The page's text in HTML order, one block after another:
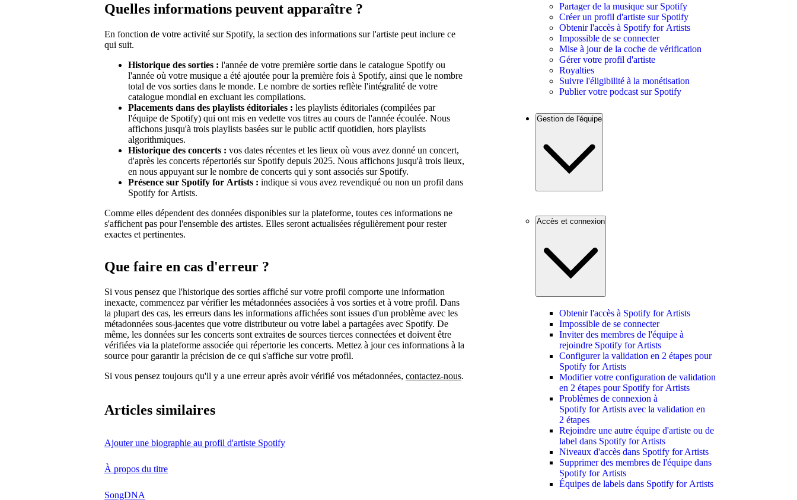
Quelles informations peuvent apparaître ?
En fonction de votre activité sur Spotify, la section des informations sur l'artiste peut inclure ce
qui suit.
Historique des sorties : l'année de votre première sortie dans le catalogue Spotify ou
l'année où votre musique a été ajoutée pour la première fois à Spotify, ainsi que le nombre
total de vos sorties dans le monde. Le nombre de sorties reflète l'intégralité de votre
catalogue mondial en excluant les compilations.
Placements dans des playlists éditoriales : les playlists éditoriales (compilées par
l'équipe de Spotify) qui ont mis en vedette vos titres au cours de l'année écoulée. Nous
affichons jusqu'à trois playlists basées sur le public actif quotidien, hors playlists
algorithmiques.
Historique des concerts : vos dates récentes et les lieux où vous avez donné un concert,
d'après les concerts répertoriés sur Spotify depuis 2025. Nous affichons jusqu'à trois lieux,
en nous appuyant sur le nombre de concerts qui y sont associés sur Spotify.
Présence sur Spotify for Artists : indique si vous avez revendiqué ou non un profil dans
Spotify for Artists.
Comme elles dépendent des données disponibles sur la plateforme, toutes ces informations ne
s'affichent pas pour l'ensemble des artistes. Elles seront actualisées régulièrement pour rester
exactes et pertinentes.
Que faire en cas d'erreur ?
Si vous pensez que l'historique des sorties affiché sur votre profil comporte une information
inexacte, commencez par vérifier les métadonnées associées à vos sorties et à votre profil. Dans
la plupart des cas, les erreurs dans les informations affichées sont issues d'un problème avec les
métadonnées sous-jacentes que votre distributeur ou votre label a partagées avec Spotify. De
même, les données sur les concerts sont extraites de sources tierces connectées et doivent être
vérifiées via la plateforme associée qui répertorie les concerts. Mettez à jour ces informations à la
source pour garantir la précision de ce qui s'affiche sur votre profil.
Si vous pensez toujours qu'il y a une erreur après avoir vérifié vos métadonnées, contactez-nous.
Articles similaires
Ajouter une biographie au profil d'artiste Spotify
À propos du titre
SongDNA
Partager de la musique sur Spotify
Créer un profil d'artiste sur Spotify
Obtenir l'accès à Spotify for Artists
Impossible de se connecter
Mise à jour de la coche de vérification
Gérer votre profil d'artiste
Royalties
Suivre l'éligibilité à la monétisation
Publier votre podcast sur Spotify
Gestion de l'équipe
Accès et connexion
Obtenir l'accès à Spotify for Artists
Impossible de se connecter
Inviter des membres de l'équipe à
rejoindre Spotify for Artists
Configurer la validation en 2 étapes pour
Spotify for Artists
Modifier votre configuration de validation
en 2 étapes pour Spotify for Artists
Problèmes de connexion à
Spotify for Artists avec la validation en
2 étapes
Rejoindre une autre équipe d'artiste ou de
label dans Spotify for Artists
Niveaux d'accès dans Spotify for Artists
Supprimer des membres de l'équipe dans
Spotify for Artists
Équipes de labels dans Spotify for Artists